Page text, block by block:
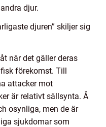
djur.
djuren” skiljer sig
när det gäller deras
förekomst. Till
attacker mot
är relativt sällsynta. Å
osynliga, men de är
sjukdomar som